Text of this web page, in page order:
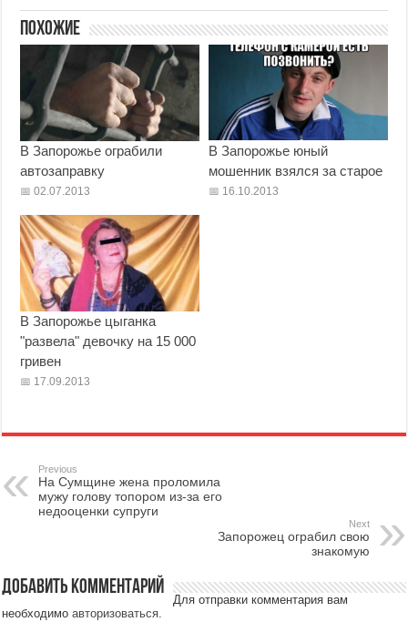
Похожие
В Запорожье ограбили
автозаправку
02.07.2013
В Запорожье юный
мошенник взялся за старое
16.10.2013
В Запорожье цыганка
"развела" девочку на 15 000
гривен
17.09.2013
Previous
На Сумщине жена проломила
мужу голову топором из-за его
недооценки супруги
Next
Запорожец ограбил свою
знакомую
Добавить комментарий
Для отправки комментария вам
необходимоавторизоваться.